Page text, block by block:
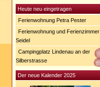
Heute neu eingetragen
Ferienwohnung Petra Pester
Ferienwohnung und Ferienzimmer
Seidel
Campingplatz Lindenau an der
Silberstrasse
Der neue Kalender 2025